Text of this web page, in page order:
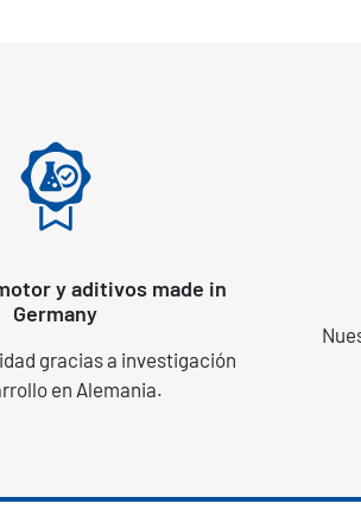
y aditivos made in
Germany
gracias a investigación
en Alemania.